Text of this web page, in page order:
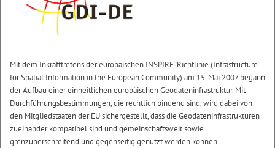
Mit dem Inkrafttretens der europäischen INSPIRE-Richtlinie (Infrastructure
for Spatial Information in the European Community) am 15. Mai 2007 begann
der Aufbau einer einheitlichen europäischen Geodateninfrastruktur. Mit
Durchführungsbestimmungen, die rechtlich bindend sind, wird dabei von
den Mitgliedstaaten der EU sichergestellt, dass die Geodateninfrastrukturen
zueinander kompatibel sind und gemeinschaftsweit sowie
grenzüberschreitend und gegenseitig genutzt werden können.